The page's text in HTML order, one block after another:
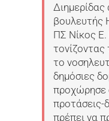
βουλευτής
ΠΣ Νίκος Ε.
τονίζοντας
το
δημόσιες
προχώρησε
προτάσεις-
πρέπει να